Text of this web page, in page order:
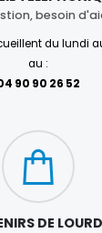
besoin
du lundi
au :
90 90 26 52
DE